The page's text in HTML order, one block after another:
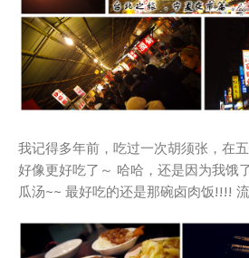
我记得多年前，吃过一次胡须张，在
好像更好吃了～ 哈哈，还是因为我饿
瓜汤~~ 最好吃的还是那碗卤肉饭!!!!